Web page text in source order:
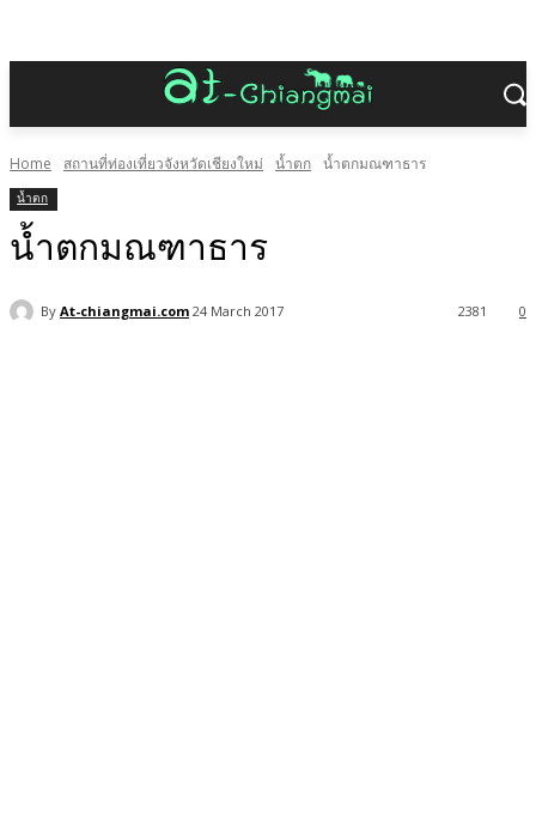
Home สถานที่ท่องเที่ยวจังหวัดเชียงใหม่ น้ำตก น้ำตกมณฑาธาร
น้ำตก
น้ำตกมณฑาธาร
By At-chiangmai.com 24 March 2017 0
2381